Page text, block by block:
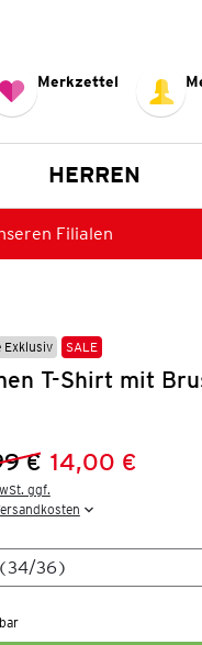
Merkzettel
HERREN
Filialen
Exklusiv SALE
T-Shirt mit
Preis:
€Preis:
14,00 €
ggf.